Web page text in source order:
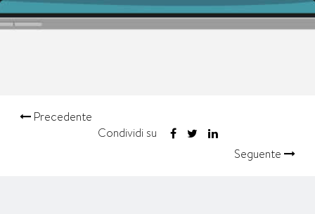
Precedente
Condividi su
Seguente